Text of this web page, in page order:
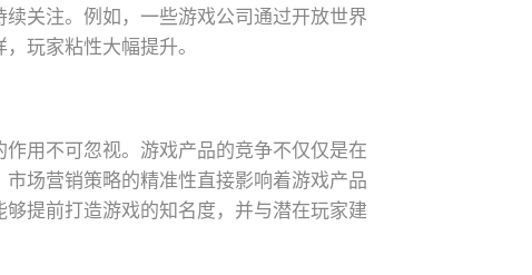
关注。例如，一些游戏公司通过开放世界
玩家粘性大幅提升。
用不可忽视。游戏产品的竞争不仅仅是在
场营销策略的精准性直接影响着游戏产品
提前打造游戏的知名度，并与潜在玩家建